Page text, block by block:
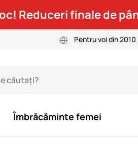
Reduceri finale de
Pentru voi din 2010
Îmbrăcăminte femei